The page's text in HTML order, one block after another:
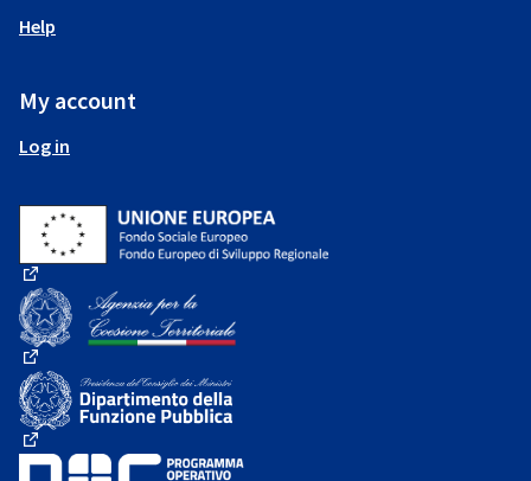
Help
My account
Log in
(External link)
(External link)
(External link)